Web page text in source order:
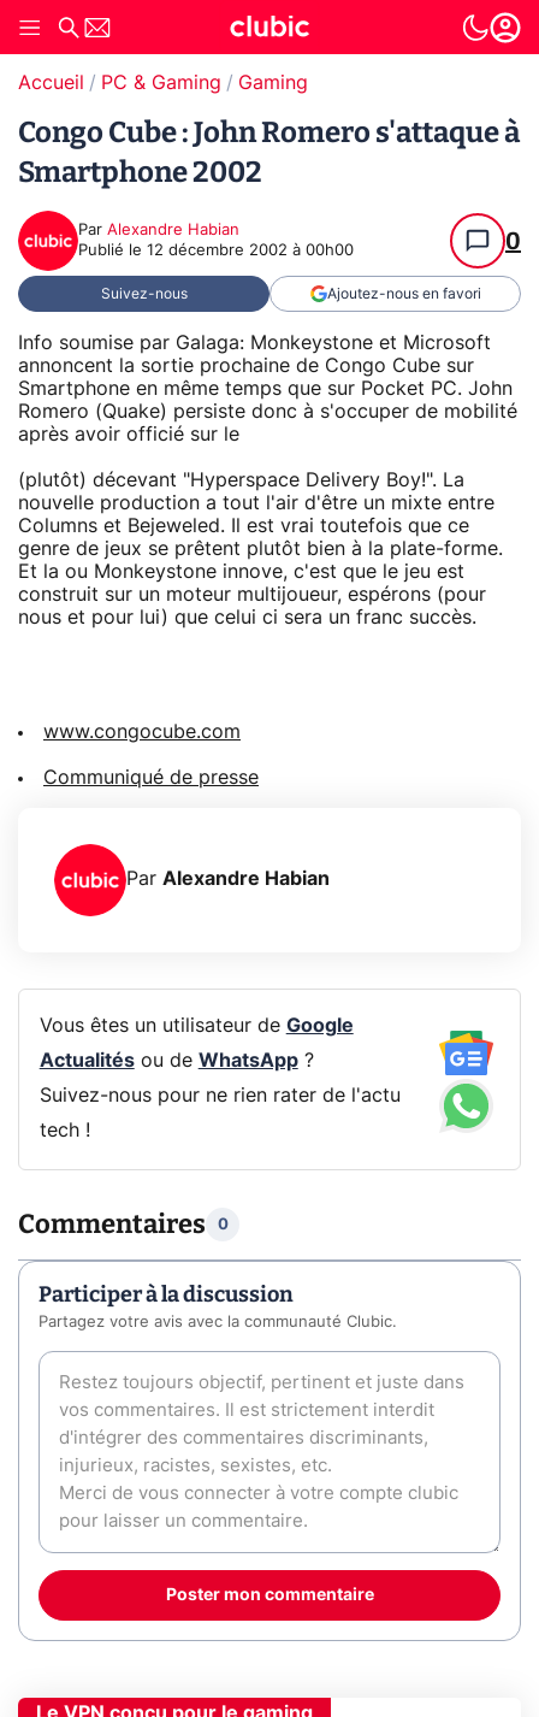
Accueil PC & Gaming Gaming
Congo Cube : John Romero s'attaque à
Smartphone 2002
Par Alexandre Habian
Publié le 12 décembre 2002 à 00h00 0
Suivez-nous Ajoutez-nous en favori
Info soumise par Galaga: Monkeystone et Microsoft
annoncent la sortie prochaine de Congo Cube sur
Smartphone en même temps que sur Pocket PC. John
Romero (Quake) persiste donc à s'occuper de mobilité
après avoir officié sur le
(plutôt) décevant "Hyperspace Delivery Boy!". La
nouvelle production a tout l'air d'être un mixte entre
Columns et Bejeweled. Il est vrai toutefois que ce
genre de jeux se prêtent plutôt bien à la plate-forme.
Et la ou Monkeystone innove, c'est que le jeu est
construit sur un moteur multijoueur, espérons (pour
nous et pour lui) que celui ci sera un franc succès.
www.congocube.com
Communiqué de presse
Par Alexandre Habian
Vous êtes un utilisateur de Google
Actualitésou de WhatsApp?
Suivez-nous pour ne rien rater de l'actu
tech !
Commentaires 0
Participer à la discussion
Partagez votre avis avec la communauté Clubic.
Poster mon commentaire